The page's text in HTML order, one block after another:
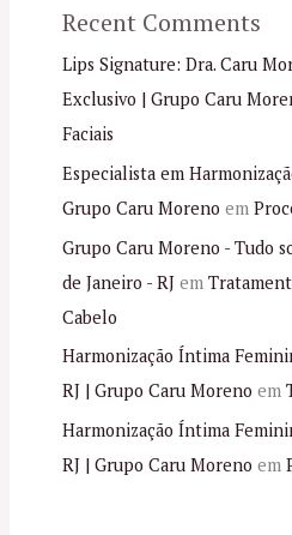
Recent Comments
Lips Signature: Dra. Caru
Exclusivo | Grupo Caru
Faciais
Especialista em
Grupo Caru Moreno em
Grupo Caru Moreno - Tudo
de Janeiro - RJem
Cabelo
Harmonização Íntima
RJ | Grupo Caru Moreno em
Harmonização Íntima
RJ | Grupo Caru Moreno em